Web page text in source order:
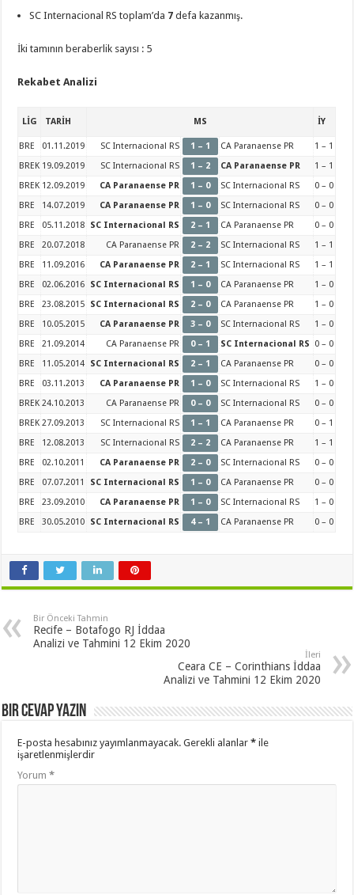
SC Internacional RS toplam’da 7 defa kazanmış.
İki tamının beraberlik sayısı : 5
Rekabet Analizi
LİG TARİH MS İY
BRE 01.11.2019 SC Internacional RS 1 – 1 CA Paranaense PR
1 – 1
BREK 19.09.2019 SC Internacional RS 1 – 2 CA Paranaense PR
1 – 1
BREK 12.09.2019 CA Paranaense PR 1 – 0 SC Internacional RS
0 – 0
BRE
14.07.2019 CA Paranaense PR 1 – 0 SC Internacional RS
0 – 0
BRE
05.11.2018 SC Internacional RS 2 – 1 CA Paranaense PR
0 – 0
BRE
20.07.2018 CA Paranaense PR 2 – 2 SC Internacional RS
1 – 1
BRE
11.09.2016 CA Paranaense PR 2 – 1 SC Internacional RS
1 – 1
BRE
02.06.2016 SC Internacional RS 1 – 0 CA Paranaense PR
1 – 0
BRE
23.08.2015 SC Internacional RS 2 – 0 CA Paranaense PR
1 – 0
BRE
10.05.2015 CA Paranaense PR 3 – 0 SC Internacional RS
1 – 0
BRE
21.09.2014 CA Paranaense PR 0 – 1 SC Internacional RS
0 – 0
BRE
11.05.2014 SC Internacional RS 2 – 1 CA Paranaense PR
0 – 0
BRE
03.11.2013 CA Paranaense PR 1 – 0 SC Internacional RS
1 – 0
BREK 24.10.2013 CA Paranaense PR 0 – 0 SC Internacional RS
0 – 0
BREK 27.09.2013 SC Internacional RS 1 – 1 CA Paranaense PR
0 – 1
BRE
12.08.2013 SC Internacional RS 2 – 2 CA Paranaense PR
1 – 1
BRE
02.10.2011 CA Paranaense PR 2 – 0 SC Internacional RS
0 – 0
BRE
07.07.2011 SC Internacional RS 1 – 0 CA Paranaense PR
0 – 0
BRE
23.09.2010 CA Paranaense PR 1 – 0 SC Internacional RS
1 – 0
BRE
30.05.2010 SC Internacional RS 4 – 1 CA Paranaense PR 0 – 0
Bir Önceki Tahmin
Recife – Botafogo RJ İddaa
Analizi ve Tahmini 12 Ekim 2020
İleri
Ceara CE – Corinthians İddaa
Analizi ve Tahmini 12 Ekim 2020
Bir cevap yazın
E-posta hesabınız yayımlanmayacak. Gerekli alanlar* ile
işaretlenmişlerdir
Yorum*